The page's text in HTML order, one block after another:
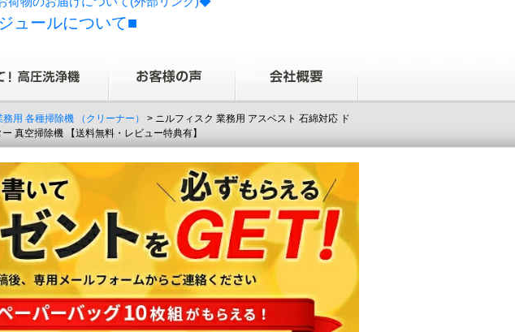
ュールについて■
用 各種掃除機 （クリーナー）
> ニルフィスク 業務用 アスベスト 石綿対応 ド
真空掃除機 【送料無料・レビュー特典有】